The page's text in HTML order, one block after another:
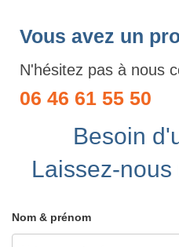
Vous avez un
N'hésitez pas à nous
06 46 61 55 50
Besoin
Laissez-
Nom & prénom